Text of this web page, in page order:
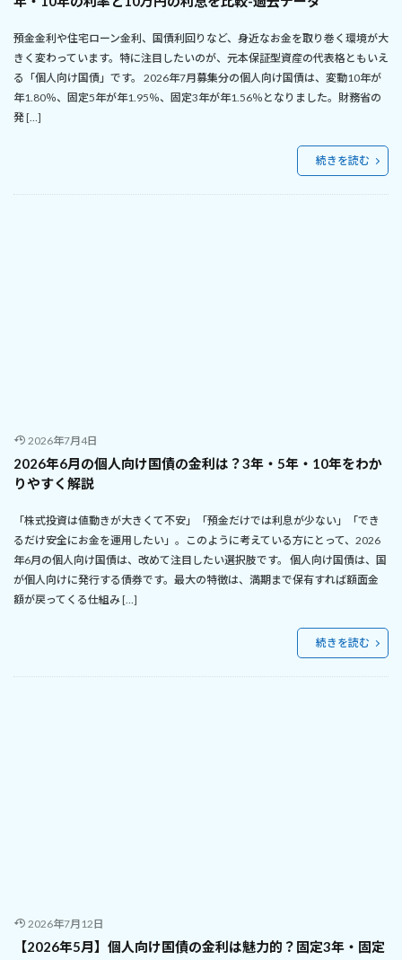
預金金利や住宅ローン金利、国債利回りなど、身近なお金を取り巻く環境が大
きく変わっています。特に注目したいのが、元本保証型資産の代表格ともいえ
る「個人向け国債」です。 2026年7月募集分の個人向け国債は、変動10年が
年1.80％、固定5年が年1.95％、固定3年が年1.56％となりました。財務省の
発 […]
続きを読む
2026年7月4日
2026年6月の個人向け国債の金利は？3年・5年・10年をわか
りやすく解説
「株式投資は値動きが大きくて不安」「預金だけでは利息が少ない」「でき
るだけ安全にお金を運用したい」。このように考えている方にとって、2026
年6月の個人向け国債は、改めて注目したい選択肢です。 個人向け国債は、国
が個人向けに発行する債券です。最大の特徴は、満期まで保有すれば額面金
額が戻ってくる仕組み […]
続きを読む
2026年7月12日
【2026年5月】個人向け国債の金利は魅力的？固定3年・固定